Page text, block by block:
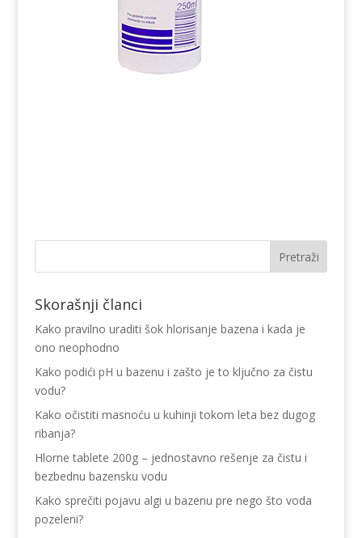
Skorašnji članci
Kako pravilno uraditi šok hlorisanje bazena i kada je
ono neophodno
Kako podići pH u bazenu i zašto je to ključno za čistu
vodu?
Kako očistiti masnoću u kuhinji tokom leta bez dugog
ribanja?
Hlorne tablete 200g – jednostavno rešenje za čistu i
bezbednu bazensku vodu
Kako sprečiti pojavu algi u bazenu pre nego što voda
pozeleni?